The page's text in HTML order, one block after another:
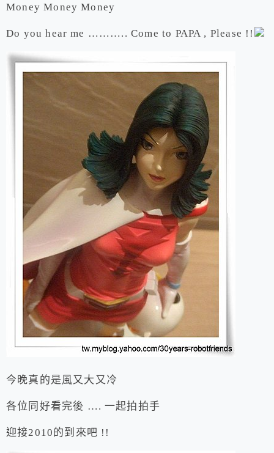
Money Money Money
Do you hear me ……….. Come to PAPA , Please !!
今晚真的是風又大又冷
各位同好看完後 …. 一起拍拍手
迎接2010的到來吧 !!